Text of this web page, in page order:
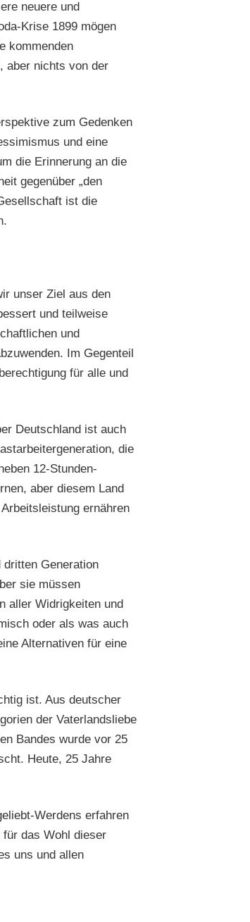
neuere und
Krise 1899 mögen
kommenden
aber nichts von der
zum Gedenken
und eine
die Erinnerung an die
gegenüber „den
ist die
unser Ziel aus den
und teilweise
und
Im Gegenteil
für alle und
Deutschland ist auch
die
12-Stunden-
aber diesem Land
ernähren
Generation
sie müssen
aller Widrigkeiten und
oder als was auch
Alternativen für eine
ist. Aus deutscher
der Vaterlandsliebe
Bandes wurde vor 25
Heute, 25 Jahre
Werdens erfahren
das Wohl dieser
uns und allen